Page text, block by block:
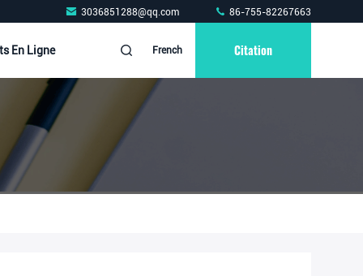
3036851288@qq.com 86-755-82267663
En Ligne French Citation